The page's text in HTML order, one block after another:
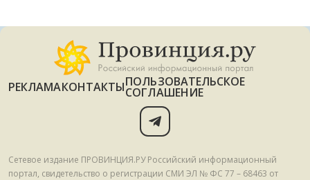
РЕКЛАМАКОНТАКТЫПОЛЬЗОВАТЕЛЬСКОЕ
СОГЛАШЕНИЕ
Сетевое издание ПРОВИНЦИЯ.РУ Российский информационный
портал, свидетельство о регистрации СМИ ЭЛ № ФС 77 – 68463 от